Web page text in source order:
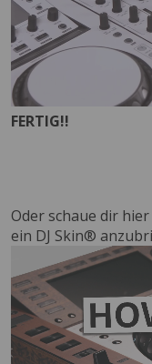
FERTIG!!
Oder schaue dir
ein DJ Skin®